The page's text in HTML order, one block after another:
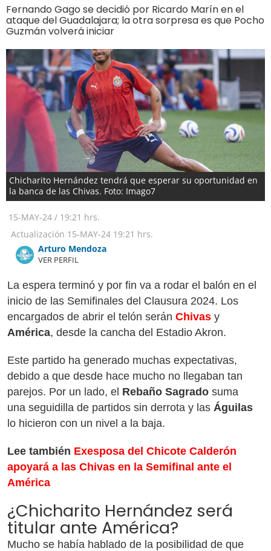
Fernando Gago se decidió por Ricardo Marín en el
ataque del Guadalajara; la otra sorpresa es que Pocho
Guzmán volverá iniciar
Chicharito Hernández tendrá que esperar su oportunidad en
la banca de las Chivas. Foto: Imago7
15-MAY-24 / 19:21 hrs.
Actualización 15-MAY-24 19:21 hrs.
Arturo Mendoza
VER PERFIL
La espera terminó y por fin va a rodar el balón en el
inicio de las Semifinales del Clausura 2024. Los
encargados de abrir el telón serán Chivas y
América, desde la cancha del Estadio Akron.
Este partido ha generado muchas expectativas,
debido a que desde hace mucho no llegaban tan
parejos. Por un lado, el Rebaño Sagrado suma
una seguidilla de partidos sin derrota y las Águilas
lo hicieron con un nivel a la baja.
Lee también Exesposa del Chicote Calderón
apoyará a las Chivas en la Semifinal ante el
América
¿Chicharito Hernández será
titular ante América?
Mucho se había hablado de la posibilidad de que